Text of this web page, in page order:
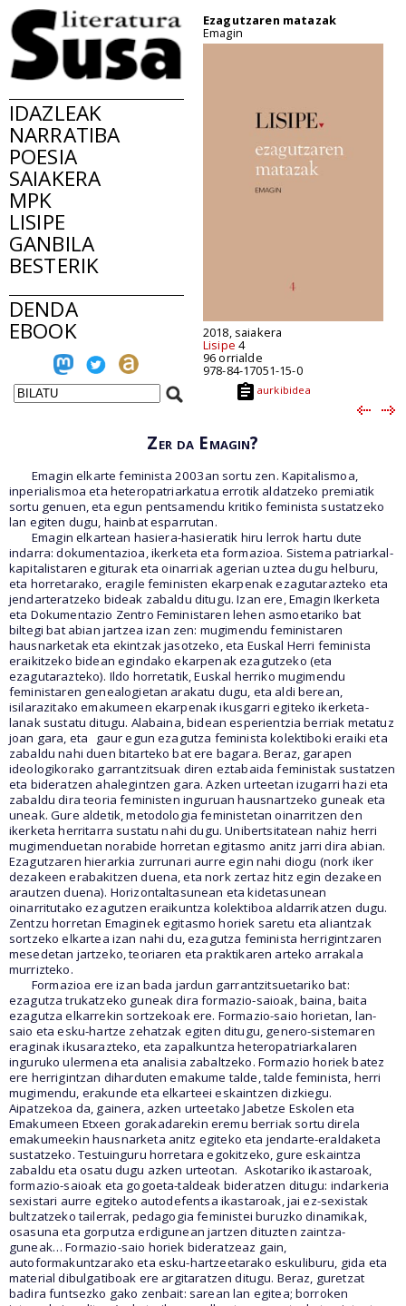
IDAZLEAK
NARRATIBA
POESIA
SAIAKERA
MPK
LISIPE
GANBILA
BESTERIK
DENDA
EBOOK
Ezagutzaren matazak
Emagin
2018, saiakera
Lisipe 4
96 orrialde
978-84-17051-15-0
aurkibidea
Zer da Emagin?
Emagin elkarte feminista 2003an sortu zen. Kapitalismoa,
inperialismoa eta heteropatriarkatua errotik aldatzeko premiatik
sortu genuen, eta egun pentsamendu kritiko feminista sustatzeko
lan egiten dugu, hainbat esparrutan.
Emagin elkartean hasiera-hasieratik hiru lerrok hartu dute
indarra: dokumentazioa, ikerketa eta formazioa. Sistema patriarkal-
kapitalistaren egiturak eta oinarriak agerian uztea dugu helburu,
eta horretarako, eragile feministen ekarpenak ezagutarazteko eta
jendarteratzeko bideak zabaldu ditugu. Izan ere, Emagin Ikerketa
eta Dokumentazio Zentro Feministaren lehen asmoetariko bat
biltegi bat abian jartzea izan zen: mugimendu feministaren
hausnarketak eta ekintzak jasotzeko, eta Euskal Herri feminista
eraikitzeko bidean egindako ekarpenak ezagutzeko (eta
ezagutarazteko). Ildo horretatik, Euskal herriko mugimendu
feministaren genealogietan arakatu dugu, eta aldi berean,
isilarazitako emakumeen ekarpenak ikusgarri egiteko ikerketa-
lanak sustatu ditugu. Alabaina, bidean esperientzia berriak metatuz
joan gara, eta
gaur egun ezagutza feminista kolektiboki eraiki eta
zabaldu nahi duen bitarteko bat ere bagara. Beraz, garapen
ideologikorako garrantzitsuak diren eztabaida feministak sustatzen
eta bideratzen ahalegintzen gara. Azken urteetan izugarri hazi eta
zabaldu dira teoria feministen inguruan hausnartzeko guneak eta
uneak. Gure aldetik, metodologia feministetan oinarritzen den
ikerketa herritarra sustatu nahi dugu. Unibertsitatean nahiz herri
mugimenduetan norabide horretan egitasmo anitz jarri dira abian.
Ezagutzaren hierarkia zurrunari aurre egin nahi diogu (nork iker
dezakeen erabakitzen duena, eta nork zertaz hitz egin dezakeen
arautzen duena). Horizontaltasunean eta kidetasunean
oinarritutako ezagutzen eraikuntza kolektiboa aldarrikatzen dugu.
Zentzu horretan Emaginek egitasmo horiek saretu eta aliantzak
sortzeko elkartea izan nahi du, ezagutza feminista herrigintzaren
mesedetan jartzeko, teoriaren eta praktikaren arteko arrakala
murrizteko.
Formazioa ere izan bada jardun garrantzitsuetariko bat:
ezagutza trukatzeko guneak dira formazio-saioak, baina, baita
ezagutza elkarrekin sortzekoak ere. Formazio-saio horietan, lan-
saio eta esku-hartze zehatzak egiten ditugu, genero-sistemaren
eraginak ikusarazteko, eta zapalkuntza heteropatriarkalaren
inguruko ulermena eta analisia zabaltzeko. Formazio horiek batez
ere herrigintzan diharduten emakume talde, talde feminista, herri
mugimendu, erakunde eta elkarteei eskaintzen dizkiegu.
Aipatzekoa da, gainera, azken urteetako Jabetze Eskolen eta
Emakumeen Etxeen gorakadarekin eremu berriak sortu direla
emakumeekin hausnarketa anitz egiteko eta jendarte-eraldaketa
sustatzeko. Testuinguru horretara egokitzeko, gure eskaintza
zabaldu eta osatu dugu azken urteotan. Askotariko ikastaroak,
formazio-saioak eta gogoeta-taldeak bideratzen ditugu: indarkeria
sexistari aurre egiteko autodefentsa ikastaroak, jai ez-sexistak
bultzatzeko tailerrak, pedagogia feministei buruzko dinamikak,
osasuna eta gorputza erdigunean jartzen dituzten zaintza-
guneak… Formazio-saio horiek bideratzeaz gain,
autoformakuntzarako eta esku-hartzeetarako eskuliburu, gida eta
material dibulgatiboak ere argitaratzen ditugu. Beraz, guretzat
badira funtsezko gako zenbait: sarean lan egitea; borroken